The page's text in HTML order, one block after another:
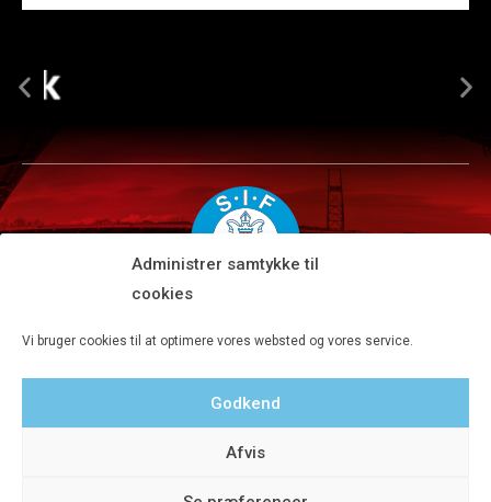
Administrer samtykke til
cookies
Vi bruger cookies til at optimere vores websted og vores service.
Godkend
Afvis
Tlf 8680 4477 · Fax 8680 4647 · Kontortid man-fre kl. 9-15